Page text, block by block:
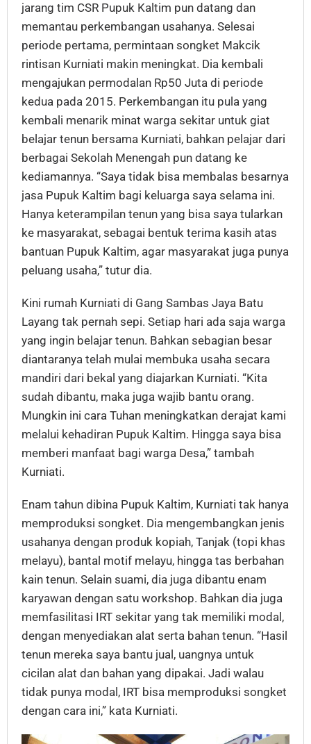
jarang tim CSR Pupuk Kaltim pun datang dan
memantau perkembangan usahanya. Selesai
periode pertama, permintaan songket Makcik
rintisan Kurniati makin meningkat. Dia kembali
mengajukan permodalan Rp50 Juta di periode
kedua pada 2015. Perkembangan itu pula yang
kembali menarik minat warga sekitar untuk giat
belajar tenun bersama Kurniati, bahkan pelajar dari
berbagai Sekolah Menengah pun datang ke
kediamannya. “Saya tidak bisa membalas besarnya
jasa Pupuk Kaltim bagi keluarga saya selama ini.
Hanya keterampilan tenun yang bisa saya tularkan
ke masyarakat, sebagai bentuk terima kasih atas
bantuan Pupuk Kaltim, agar masyarakat juga punya
peluang usaha,” tutur dia.
Kini rumah Kurniati di Gang Sambas Jaya Batu
Layang tak pernah sepi. Setiap hari ada saja warga
yang ingin belajar tenun. Bahkan sebagian besar
diantaranya telah mulai membuka usaha secara
mandiri dari bekal yang diajarkan Kurniati. “Kita
sudah dibantu, maka juga wajib bantu orang.
Mungkin ini cara Tuhan meningkatkan derajat kami
melalui kehadiran Pupuk Kaltim. Hingga saya bisa
memberi manfaat bagi warga Desa,” tambah
Kurniati.
Enam tahun dibina Pupuk Kaltim, Kurniati tak hanya
memproduksi songket. Dia mengembangkan jenis
usahanya dengan produk kopiah, Tanjak (topi khas
melayu), bantal motif melayu, hingga tas berbahan
kain tenun. Selain suami, dia juga dibantu enam
karyawan dengan satu workshop. Bahkan dia juga
memfasilitasi IRT sekitar yang tak memiliki modal,
dengan menyediakan alat serta bahan tenun. “Hasil
tenun mereka saya bantu jual, uangnya untuk
cicilan alat dan bahan yang dipakai. Jadi walau
tidak punya modal, IRT bisa memproduksi songket
dengan cara ini,” kata Kurniati.